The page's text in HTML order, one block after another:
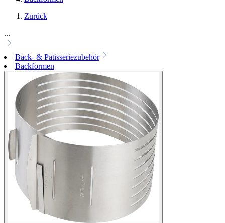
Zurück
...
Back- & Patisseriezubehör
Backformen